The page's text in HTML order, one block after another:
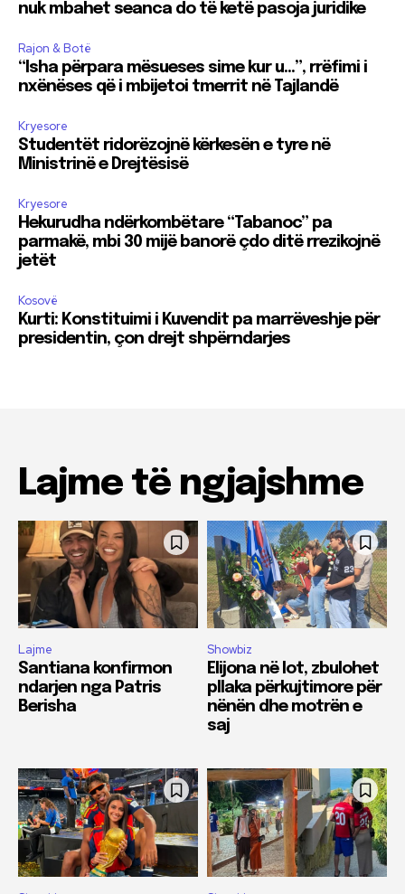
nuk mbahet seanca do të ketë pasoja juridike
Rajon & Botë
“Isha përpara mësueses sime kur u…”, rrëfimi i
nxënëses që i mbijetoi tmerrit në Tajlandë
Kryesore
Studentët ridorëzojnë kërkesën e tyre në
Ministrinë e Drejtësisë
Kryesore
Hekurudha ndërkombëtare “Tabanoc” pa
parmakë, mbi 30 mijë banorë çdo ditë rrezikojnë
jetët
Kosovë
Kurti: Konstituimi i Kuvendit pa marrëveshje për
presidentin, çon drejt shpërndarjes
Lajme të ngjajshme
Lajme
Santiana konfirmon
ndarjen nga Patris
Berisha
Showbiz
Elijona në lot, zbulohet
pllaka përkujtimore për
nënën dhe motrën e
saj